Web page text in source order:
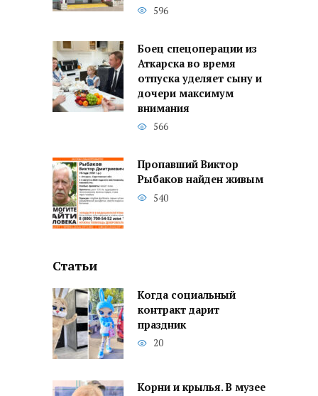
596
Боец спецоперации из
Аткарска во время
отпуска уделяет сыну и
дочери максимум
внимания
566
Пропавший Виктор
Рыбаков найден живым
540
Статьи
Когда социальный
контракт дарит
праздник
20
Корни и крылья. В музее